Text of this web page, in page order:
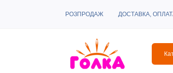
РОЗПРОДАЖ ДОСТАВКА,